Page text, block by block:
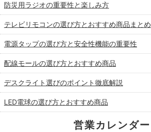
防災用ラジオの重要性と楽しみ方
テレビリモコンの選び方とおすすめ商品まとめ
電源タップの選び方と安全性機能の重要性
配線モールの選び方とおすすめ商品
デスクライト選びのポイント徹底解説
LED電球の選び方とおすすめ商品
営業カレンダー